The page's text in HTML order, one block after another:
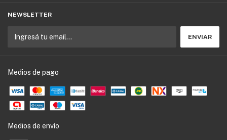
NEWSLETTER
Medios de pago
Medios de envío